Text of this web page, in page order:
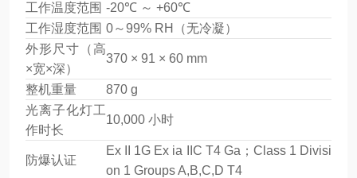
工作温度范围 -20℃ ～ +60℃
工作湿度范围 0～99% RH（无冷凝）
外形尺寸（高
×宽×深）
370 × 91 × 60 mm
整机重量
870 g
光离子化灯工
作时长
10,000 小时
防爆认证
Ex II 1G Ex ia IIC T4 Ga；Class 1 Divisi
on 1 Groups A,B,C,D T4